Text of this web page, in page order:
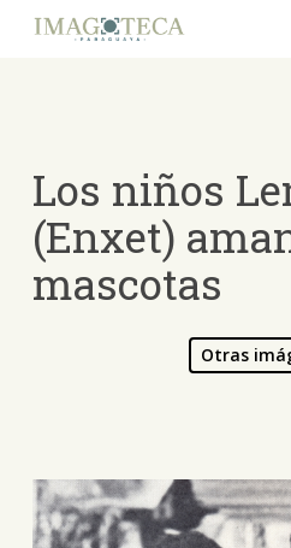
Los niños
(Enxet)
mascotas
Otras